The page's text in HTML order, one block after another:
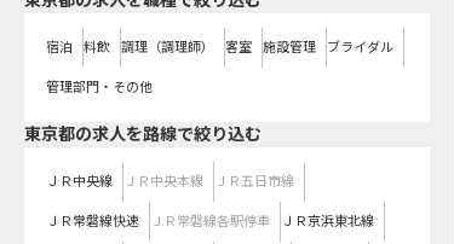
宿泊 料飲 調理（調理師） 客室 施設管理 ブライダル
管理部門・その他
東京都の求人を路線で絞り込む
ＪＲ中央線 ＪＲ中央本線 ＪＲ五日市線
ＪＲ常磐線快速 ＪＲ常磐線各駅停車 ＪＲ京浜東北線